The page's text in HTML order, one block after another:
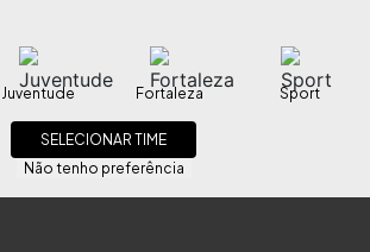
Juventude Fortaleza Sport
SELECIONAR TIME
Não tenho preferência